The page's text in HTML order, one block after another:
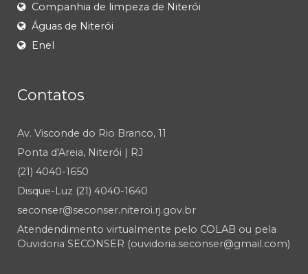
Companhia de limpeza de Niterói
Águas de Niterói
Enel
Contatos
Av. Visconde do Rio Branco, 11
Ponta d'Areia, Niterói | RJ
(21) 4040-1650
Disque-Luz (21) 4040-1640
seconser@seconser.niteroi.rj.gov.br
Atendendimento virtualmente pelo COLAB ou pela
Ouvidoria SECONSER (ouvidoria.seconser@gmail.com)